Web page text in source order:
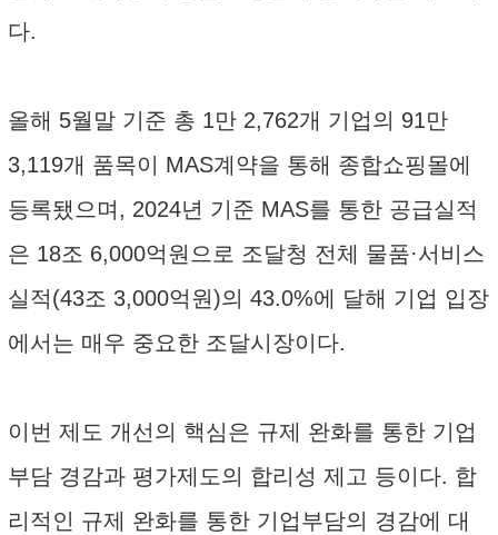
다.
올해 5월말 기준 총 1만 2,762개 기업의 91만
3,119개 품목이 MAS계약을 통해 종합쇼핑몰에
등록됐으며, 2024년 기준 MAS를 통한 공급실적
은 18조 6,000억원으로 조달청 전체 물품·서비스
실적(43조 3,000억원)의 43.0%에 달해 기업 입장
에서는 매우 중요한 조달시장이다.
이번 제도 개선의 핵심은 규제 완화를 통한 기업
부담 경감과 평가제도의 합리성 제고 등이다. 합
리적인 규제 완화를 통한 기업부담의 경감에 대